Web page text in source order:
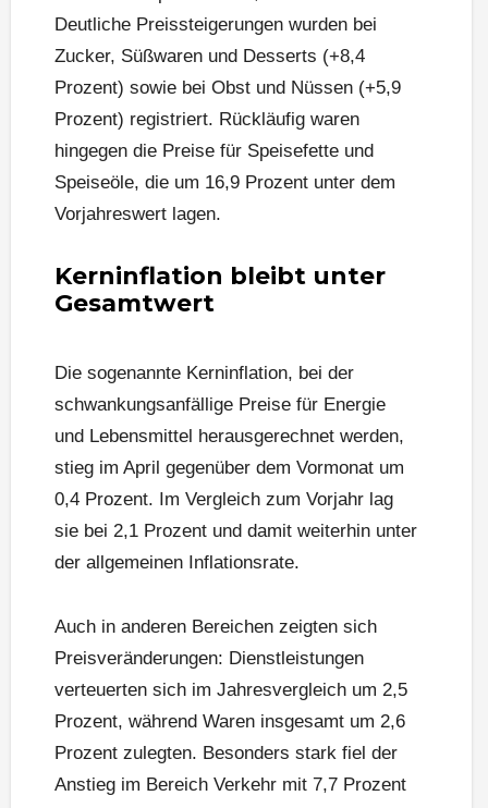
Deutliche Preissteigerungen wurden bei
Zucker, Süßwaren und Desserts (+8,4
Prozent) sowie bei Obst und Nüssen (+5,9
Prozent) registriert. Rückläufig waren
hingegen die Preise für Speisefette und
Speiseöle, die um 16,9 Prozent unter dem
Vorjahreswert lagen.
Kerninflation bleibt unter
Gesamtwert
Die sogenannte Kerninflation, bei der
schwankungsanfällige Preise für Energie
und Lebensmittel herausgerechnet werden,
stieg im April gegenüber dem Vormonat um
0,4 Prozent. Im Vergleich zum Vorjahr lag
sie bei 2,1 Prozent und damit weiterhin unter
der allgemeinen Inflationsrate.
Auch in anderen Bereichen zeigten sich
Preisveränderungen: Dienstleistungen
verteuerten sich im Jahresvergleich um 2,5
Prozent, während Waren insgesamt um 2,6
Prozent zulegten. Besonders stark fiel der
Anstieg im Bereich Verkehr mit 7,7 Prozent